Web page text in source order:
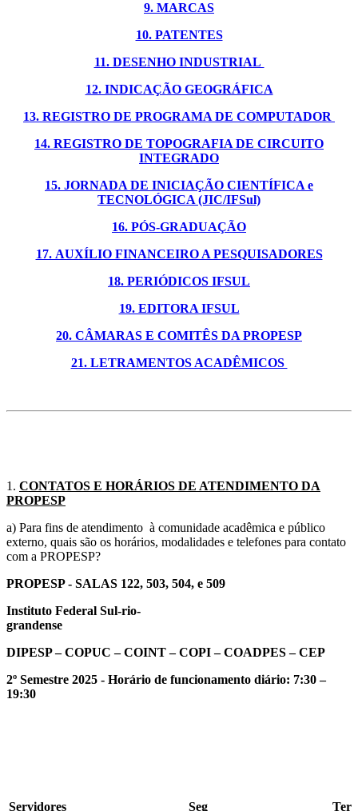
9. MARCAS
10. PATENTES
11. DESENHO INDUSTRIAL
12. INDICAÇÃO GEOGRÁFICA
13. REGISTRO DE PROGRAMA DE COMPUTADOR
14. REGISTRO DE TOPOGRAFIA DE CIRCUITO
INTEGRADO
15. JORNADA DE INICIAÇÃO CIENTÍFICA e
TECNOLÓGICA (JIC/IFSul)
16. PÓS-GRADUAÇÃO
17. AUXÍLIO FINANCEIRO A PESQUISADORES
18. PERIÓDICOS IFSUL
19. EDITORA IFSUL
20. CÂMARAS E COMITÊS DA PROPESP
21. LETRAMENTOS ACADÊMICOS
1. CONTATOS E HORÁRIOS DE ATENDIMENTO DA
PROPESP
a) Para fins de atendimento à comunidade acadêmica e público
externo, quais são os horários, modalidades e telefones para contato
com a PROPESP?
PROPESP - SALAS 122, 503, 504, e 509
Instituto Federal Sul-rio-
grandense
DIPESP – COPUC – COINT – COPI – COADPES – CEP
2º Semestre 2025 - Horário de funcionamento diário: 7:30 –
19:30
Servidores Seg Ter